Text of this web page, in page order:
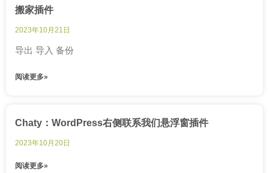
搬家插件
2023年10月21日
导出 导入 备份
阅读更多»
Chaty：WordPress右侧联系我们悬浮窗插件
2023年10月20日
阅读更多»